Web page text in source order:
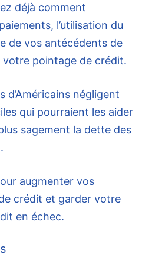
déjà comment
l’utilisation du
de vos antécédents de
pointage de crédit.
d’Américains négligent
qui pourraient les aider
sagement la dette des
augmenter vos
crédit et garder votre
en échec.